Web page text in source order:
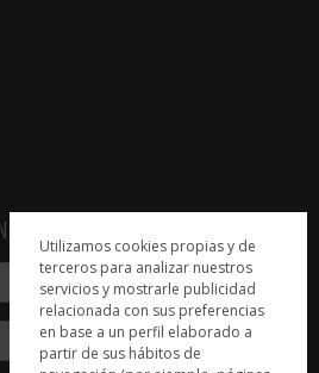
Utilizamos cookies propias y de
terceros para analizar nuestros
servicios y mostrarle publicidad
relacionada con sus preferencias
en base a un perfil elaborado a
partir de sus hábitos de